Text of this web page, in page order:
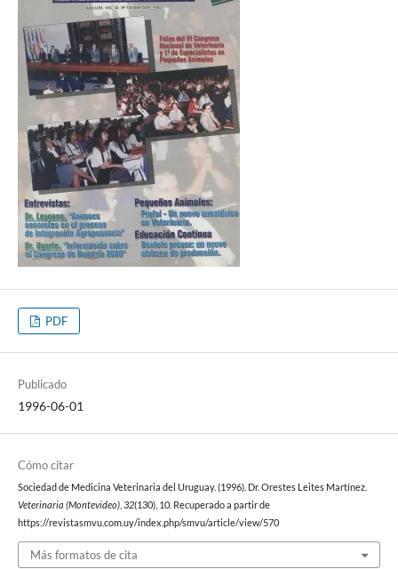
PDF
Publicado
1996-06-01
Cómo citar
Sociedad de Medicina Veterinaria del Uruguay. (1996). Dr. Orestes Leites Martínez.
Veterinaria (Montevideo), 32(130), 10. Recuperado a partir de
https://revistasmvu.com.uy/index.php/smvu/article/view/570
Más formatos de cita